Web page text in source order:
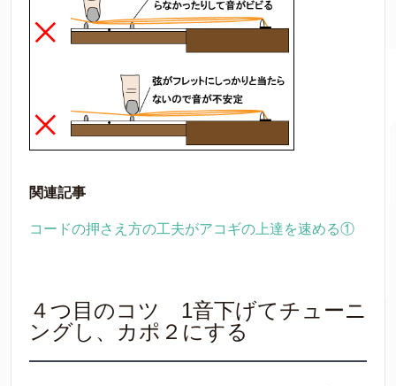
関連記事
コードの押さえ方の工夫がアコギの上達を速める①
４つ目のコツ 1音下げてチューニ
ングし、カポ２にする